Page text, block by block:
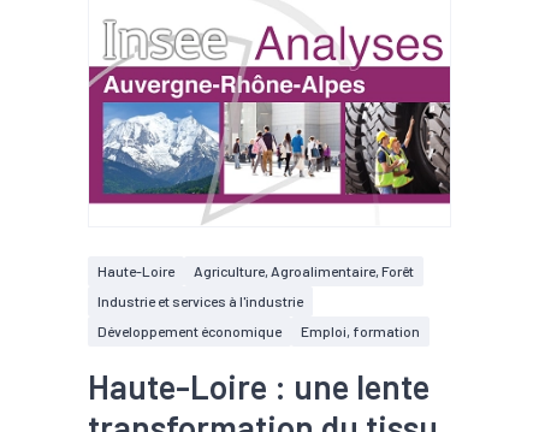
Haute-Loire
Agriculture, Agroalimentaire, Forêt
Industrie et services à l'industrie
Développement économique
Emploi, formation
Haute-Loire : une lente